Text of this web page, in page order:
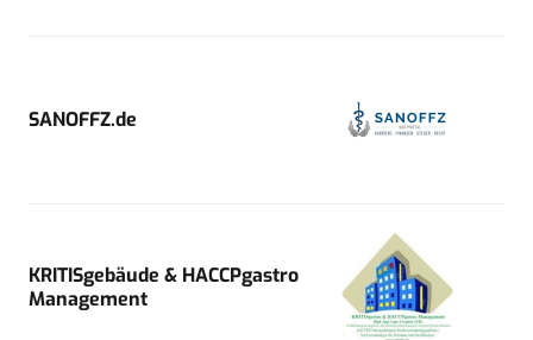
SANOFFZ.de
KRITISgebäude & HACCPgastro
Management